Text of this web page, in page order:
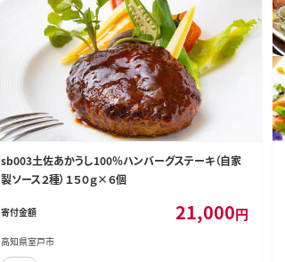
sb003土佐あかうし100％ハンバーグステーキ（自家
製ソース２種）１５０ｇ×６個
寄付金額 21,000円
高知県室戸市